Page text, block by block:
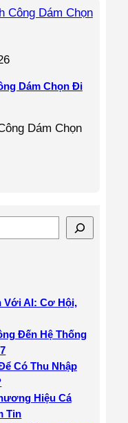
Dám Chọn Đi
Dám Chọn
Với AI: Cơ Hội,
Đến Hệ Thống
Có Thu Nhập
Hiệu Cá
Tin